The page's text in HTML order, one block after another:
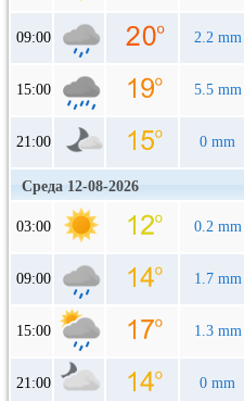
09:00 2.2 mm
15:00 5.5 mm
21:00 0 mm
Среда 12-08-2026
03:00 0.2 mm
09:00 1.7 mm
15:00 1.3 mm
21:00 0 mm